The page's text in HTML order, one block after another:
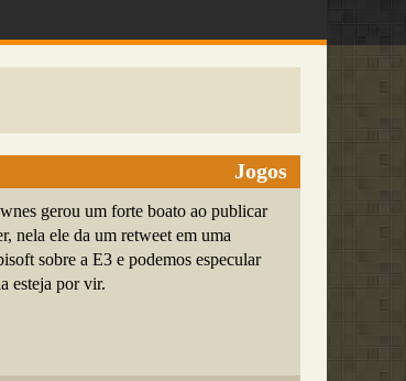
Jogos
gerou um forte boato ao publicar
nela ele da um retweet em uma
sobre a E3 e podemos especular
esteja por vir.